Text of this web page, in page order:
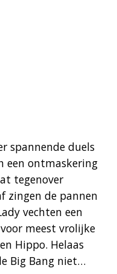
spannende duels
een ontmaskering
tegenover
zingen de pannen
vechten een
meest vrolijke
Hippo. Helaas
Big Bang niet…